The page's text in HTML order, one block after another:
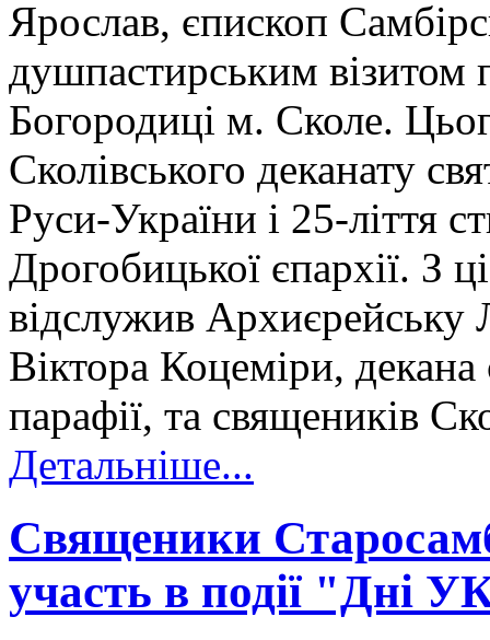
Ярослав, єпископ
душпастирським візитом
Богородиці м. Сколе.
Сколівського деканату
Руси-України і 25-ліття
Дрогобицької єпархії. З
відслужив Архиєрейську
Віктора Коцеміри, декана
парафії, та священиків
Детальніше...
Священики
участь в події "Дні